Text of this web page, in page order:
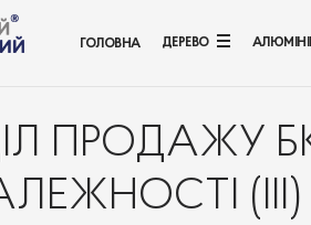
ГОЛОВНА ДЕРЕВО
ПРОДАЖУ
(III)